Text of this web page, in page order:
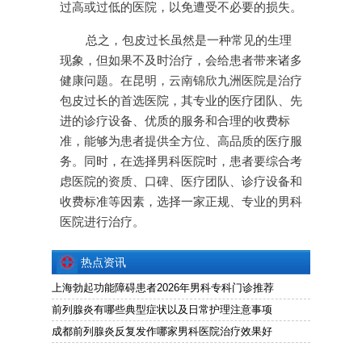
过高或过低的医院，以免遭受不必要的损失。
总之，包皮过长虽然是一种常见的生理
现象，但如果不及时治疗，会给患者带来诸多
健康问题。在昆明，云南锦欣九洲医院是治疗
包皮过长的首选医院，其专业的医疗团队、先
进的诊疗设备、优质的服务和合理的收费标
准，能够为患者提供全方位、高品质的医疗服
务。同时，在选择男科医院时，患者要综合考
虑医院的资质、口碑、医疗团队、诊疗设备和
收费标准等因素，选择一家正规、专业的男科
医院进行治疗。
热点资讯
上海勃起功能障碍患者2026年男科专科门诊推荐
前列腺炎有哪些典型症状以及日常护理注意事项
成都前列腺炎反复发作哪家男科医院治疗效果好